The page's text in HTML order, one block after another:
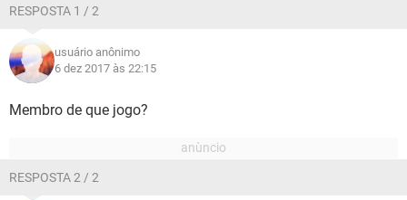
RESPOSTA 1 / 2
usuário anônimo
6 dez 2017 às 22:15
Membro de que jogo?
RESPOSTA 2 / 2